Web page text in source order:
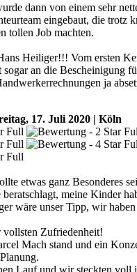
dann von einem sehr
eingebaut, die trotz
tollen Job machten.
Heiliger!!! Vom ersten
an die Bescheinigung
ja
17. Juli 2020 | Köln
etwas ganz Besonderes
meine Kinder
wäre unser Tipp, wir
vollsten Zufriedenheit!
Mach stand und ein
Lauf und wir steckten voll